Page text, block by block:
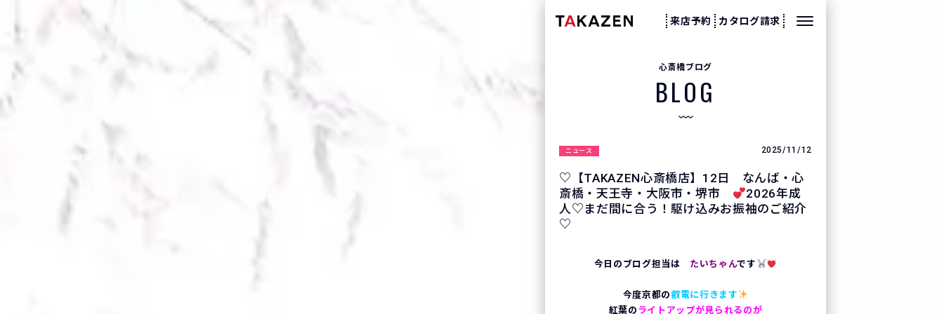
来店予約 カタログ請求
心斎橋ブログ
BLOG
ニュース 2025/11/12
♡【TAKAZEN心斎橋店】12日 なんば・心
斎橋・天王寺・大阪市・堺市
2026年成
人♡まだ間に合う！駆け込みお振袖のご紹介
♡
今日のブログ担当は たいちゃんです
今度京都の叡電に行きます
紅葉の ライトアップが見られるのが